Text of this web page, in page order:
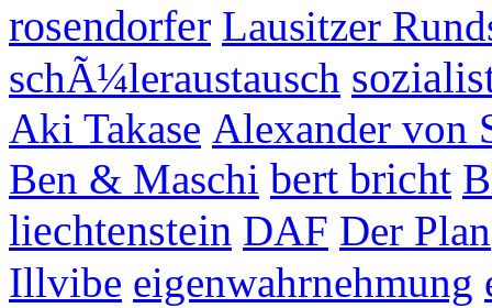
rosendorfer Lausitzer
schÃ¼leraustausch
Aki Takase Alexander von
Ben & Maschi bert bricht
liechtenstein DAF Der Plan
Illvibe eigenwahrnehmung